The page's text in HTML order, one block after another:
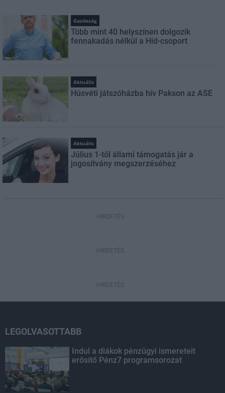
Gazdaság
Több mint 40 helyszínen dolgozik
fennakadás nélkül a Híd-csoport
Aktuális
Húsvéti játszóházba hív Pakson az ASE
Aktuális
Július 1-től állami támogatás jár a
jogosítvány megszerzéséhez
HIRDETÉS
HIRDETÉS
HIRDETÉS
LEGOLVASOTTABB
Indul a diákok pénzügyi ismereteit
erősítő Pénz7 programsorozat